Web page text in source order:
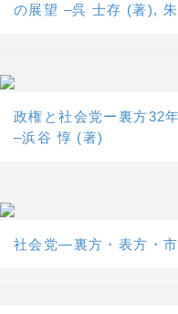
の展望 –呉 士存 (著),
政権と社会党ー裏方32
–浜谷 惇 (著)
社会党―裏方・表方・